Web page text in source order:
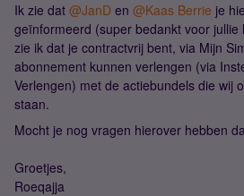
Ik zie dat ​ @JanD en ​ @Kaas Berrie je
geïnformeerd (super bedankt voor jullie
zie ik dat je contractvrij bent, via Mijn
abonnement kunnen verlengen (via
Verlengen) met de actiebundels die wij
staan.
Mocht je nog vragen hierover hebben
Groetjes,
Roeqajja